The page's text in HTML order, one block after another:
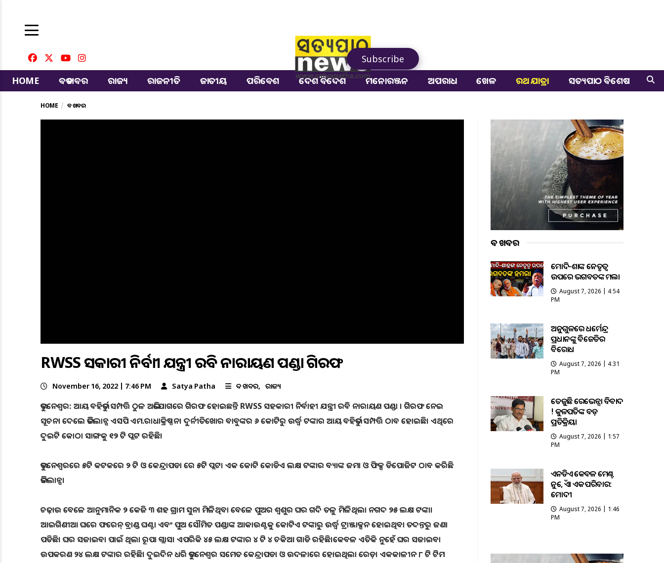
Subscribe
HOME
ବଡ ଖବର ରାଜ୍ୟ ରାଜନୀତି ଜାତୀୟ ପରିବେଶ ଦେଶ ବିଦେଶ ମନୋରଞ୍ଜନ ଅପରାଧ ଖେଳ ରଥ ଯାତ୍ରା ସତ୍ୟପାଠ ବିଶେଷ
HOME ବଡ ଖବର
RWSS ସହକାରୀ ନିର୍ବାହୀ ଯନ୍ତ୍ରୀ ରବି ନାରାୟଣ ପଣ୍ଡା ଗିରଫ
November 16, 2022 | 7:46 PM Satya Patha ବଡ ଖବର ରାଜ୍ୟ
ଭୁବନେଶ୍ଵର: ଆୟ ବହିର୍ଭୁତ ସମ୍ପତ୍ତି ଠୁଳ ଅଭିଯୋଗରେ ଗିରଫ ହୋଇଛନ୍ତି RWSS ସହକାରୀ ନିର୍ବାହୀ ଯନ୍ତ୍ରୀ ରବି ନାରାୟଣ ପଣ୍ଡା । ଗିରଫ ନେଇ
ସୂଚନା ଦେଲେ ଭିଜିଲାନ୍ସ ଏସପି ଏମ.ରାଧାକ୍ରିଷ୍ଣନ। ଦୁର୍ନୀତିଖୋର ବାବୁଙ୍କର ୬ କୋଟିରୁ ଉର୍ଦ୍ଧ୍ବ ଟଙ୍କାର ଆୟ ବହିର୍ଭୁତ ସମ୍ପତ୍ତି ଠାବ ହୋଇଛି। ଏଥିରେ
ଦୁଇଟି କୋଠା ସାଙ୍ଗକୁ ୧୨ ଟି ପ୍ଲଟ ରହିଛି।
ଭୁବନେଶ୍ୱରରେ ୫ଟି କଟକରେ ୨ ଟି ଓ କେନ୍ଦ୍ରାପଡା ରେ ୫ଟି ପ୍ଲଟ। ଏକ କୋଟି କୋଡିଏ ଲକ୍ଷ ଟଙ୍କାର ବ୍ୟାଙ୍କ ଜମା ଓ ଫିକ୍ସ ଡିପୋଜିଟ ଠାବ କରିଛି
ଭିଜିଲାନ୍ସ।
ଚଢ଼ାଉ ବେଳେ ଆନୁମାନିକ ୨ କେଜି ୩ ଶହ ଗ୍ରାମ ସୁନା ମିଳିଥିବା ବେଳେ ପୁଅର ଶ୍ବଶୁର ଘର ଗଦି ତଳୁ ମିଳିଥିଲା ନଗଦ ୨୫ ଲକ୍ଷ ଟଙ୍କା।
ଆଇଗିଣୀଆ ଘରେ ଫରେନ୍ ବ୍ରାଣ୍ଡ ଘଣ୍ଟା ଏବଂ ପୁଅ ସୌମିତ ପଣ୍ଡାଙ୍କ ଆକାଉଣ୍ଟକୁ କୋଟିଏ ଟଙ୍କାରୁ ଉର୍ଦ୍ଧ୍ବ ଟ୍ରାଞ୍ଜାକ୍ସନ ହୋଇଥିବା ତଦନ୍ତରୁ ଜଣା
ପଡିଛି। ଘର ସଜାଇବା ପାଇଁ ଥିଲା ରୂପା ଗ୍ଲାସ। ଏପରିକି ୪୫ ଲକ୍ଷ ଟଙ୍କାର ୪ ଟି ୪ ଚକିଆ ଗାଡି ରହିଛି।କେବଳ ଏତିକି ନୁହେଁ ଘର ସଜାଇବା
ଉପକରଣ ୨୪ ଲକ୍ଷ ଟଙ୍କାର ରହିଛି। ଦୁଇଦିନ ଧରି ଭୁବନେଶ୍ୱର ସମେତ କେନ୍ଦ୍ରାପଡା ଓ ଉଦଳାରେ ହୋଇଥିଲା ରେଡ଼। ଏକକାଳୀନ ୮ ଟି ଟିମ
ବଡ ଖବର
ମୋଦି-ଶାହଙ୍କ ନେତୃତ୍ୱ
ଉପରେ ଭଗବତଙ୍କ ହମଲା
August 7, 2026 | 4:54
PM
ଅନୁଗୁଳରେ ଧର୍ମେନ୍ଦ୍ର
ପ୍ରଧାନଙ୍କୁ ବିଜେଡିର
ବିରୋଧ
August 7, 2026 | 4:31
PM
ତେଜୁଛି ରେଭେନ୍ସା ବିବାଦ
! କୁଳପତିଙ୍କ ବଡ଼
ପ୍ରତିକ୍ରିୟା
August 7, 2026 | 1:57
PM
ଏନଡିଏ କେବଳ ମେଣ୍ଟ
ନୁହେଁ, ଏହା ଏକ ପରିବାର:
ମୋଦୀ
August 7, 2026 | 1:46
PM